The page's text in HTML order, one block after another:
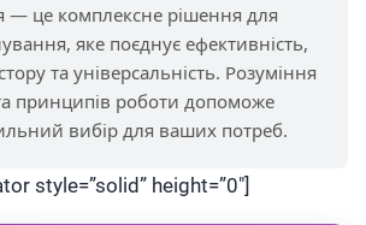
— це комплексне рішення для
яке поєднує ефективність,
та універсальність. Розуміння
та принципів роботи допоможе
вибір для ваших потреб.
style=”solid” height=”0″]